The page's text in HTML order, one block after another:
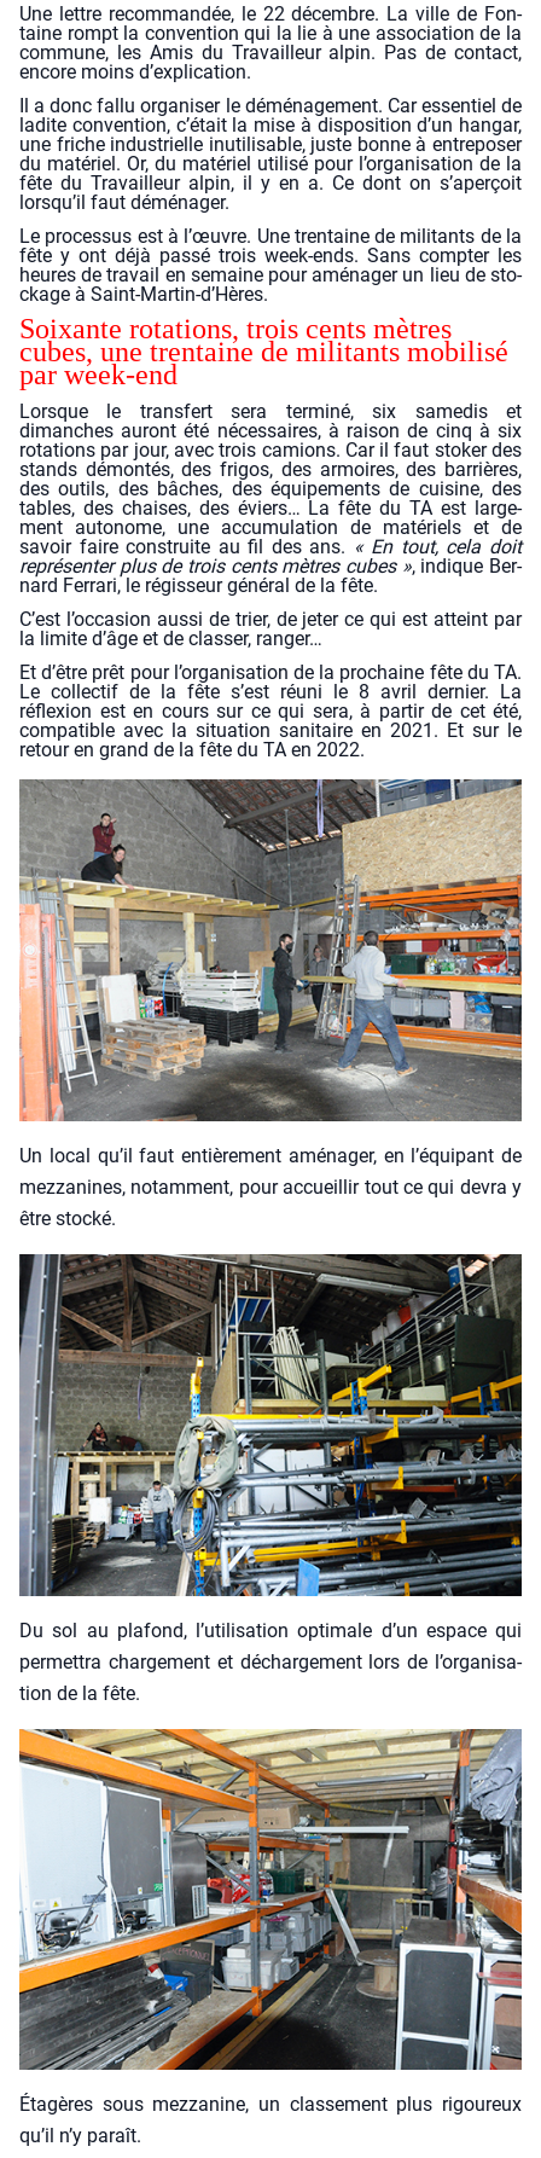
Une lettre recom­man­dée, le 22 décembre. La ville de Fon­
taine rompt la conven­tion qui la lie à une asso­cia­tion de la
com­mune, les Amis du Tra­vailleur alpin. Pas de contact,
encore moins d’explication.
Il a donc fal­lu orga­ni­ser le démé­na­ge­ment. Car essen­tiel de
ladite conven­tion, c’était la mise à dis­po­si­tion d’un han­gar,
une friche indus­trielle inuti­li­sable, juste bonne à entre­po­ser
du maté­riel. Or, du maté­riel uti­li­sé pour l’organisation de la
fête du Tra­vailleur alpin, il y en a. Ce dont on s’aperçoit
lorsqu’il faut démé­na­ger.
Le pro­ces­sus est à l’œuvre. Une tren­taine de mili­tants de la
fête y ont déjà pas­sé trois week-ends. Sans comp­ter les
heures de tra­vail en semaine pour amé­na­ger un lieu de sto­
ckage à Saint-Martin‑d’Hères.
Soixante rota­tions, trois cents mètres
cubes, une tren­taine de mili­tants mobi­li­sé
par week-end
Lorsque le trans­fert sera ter­mi­né, six same­dis et
dimanches auront été néces­saires, à rai­son de cinq à six
rota­tions par jour, avec trois camions. Car il faut sto­ker des
stands démon­tés, des fri­gos, des armoires, des bar­rières,
des outils, des bâches, des équi­pe­ments de cui­sine, des
tables, des chaises, des éviers… La fête du TA est lar­ge­
ment auto­nome, une accu­mu­la­tion de maté­riels et de
savoir faire construite au fil des ans. « En tout, cela doit
repré­sen­ter plus de trois cents mètres cubes », indique Ber­
nard Fer­ra­ri, le régis­seur géné­ral de la fête.
C’est l’occasion aus­si de trier, de jeter ce qui est atteint par
la limite d’âge et de clas­ser, ran­ger…
Et d’être prêt pour l’organisation de la pro­chaine fête du TA.
Le col­lec­tif de la fête s’est réuni le 8 avril der­nier. La
réflexion est en cours sur ce qui sera, à par­tir de cet été,
com­pa­tible avec la situa­tion sani­taire en 2021. Et sur le
retour en grand de la fête du TA en 2022.
Un local qu’il faut entiè­re­ment amé­na­ger, en l’é­qui­pant de
mez­za­nines, notam­ment, pour accueillir tout ce qui devra y
être sto­cké.
Du sol au pla­fond, l’u­ti­li­sa­tion opti­male d’un espace qui
per­met­tra char­ge­ment et déchar­ge­ment lors de l’or­ga­ni­sa­
tion de la fête.
Éta­gères sous mez­za­nine, un clas­se­ment plus rigou­reux
qu’il n’y paraît.